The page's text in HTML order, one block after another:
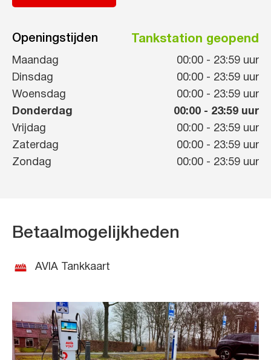
Openingstijden Tankstation geopend
Maandag 00:00 - 23:59 uur
Dinsdag
00:00 - 23:59 uur
Woensdag
00:00 - 23:59 uur
Donderdag
00:00 - 23:59 uur
Vrijdag
00:00 - 23:59 uur
Zaterdag
00:00 - 23:59 uur
Zondag
00:00 - 23:59 uur
Betaalmogelijkheden
AVIA Tankkaart